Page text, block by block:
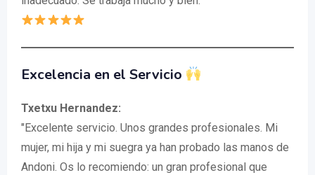
Excelencia en el Servicio
Txetxu Hernandez:
"Excelente servicio. Unos grandes profesionales. Mi
mujer, mi hija y mi suegra ya han probado las manos de
Andoni. Os lo recomiendo: un gran profesional que